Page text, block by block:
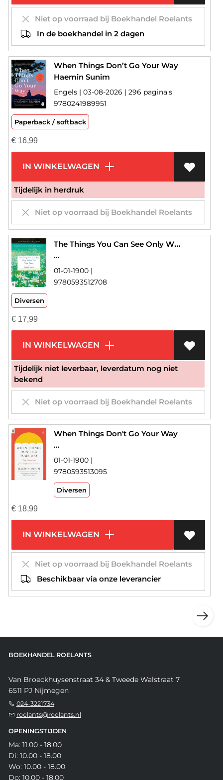
Niet op voorraad bij Boekhandel Roelants
In de boekhandel in 2 dagen
When Things Don’t Go Your Way
Haemin Sunim
Engels | 03-08-2026 | 296 pagina's
9780241989951
Paperback / softback
€16,99
IN WINKELWAGEN
Tijdelijk in herdruk
Niet op voorraad bij Boekhandel Roelants
The Things You Can See Only When You Slow Down
...
01-01-1900 |
9780593512708
Diversen
€17,99
IN WINKELWAGEN
Tijdelijk niet leverbaar, leverdatum nog niet
bekend
Niet op voorraad bij Boekhandel Roelants
When Things Don't Go Your Way
...
01-01-1900 |
9780593513095
Diversen
€18,99
IN WINKELWAGEN
Niet op voorraad bij Boekhandel Roelants
Beschikbaar via onze leverancier
BOEKHANDEL ROELANTS
Van Broeckhuysenstraat 34 & Tweede Walstraat 7
6511 PJ Nijmegen
024-3221734
roelants@roelants.nl
OPENINGSTIJDEN
Ma: 11.00 - 18.00
Di: 10.00 - 18.00
Wo: 10.00 - 18.00
Do: 10.00 - 18.00